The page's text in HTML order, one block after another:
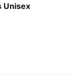
Unisex